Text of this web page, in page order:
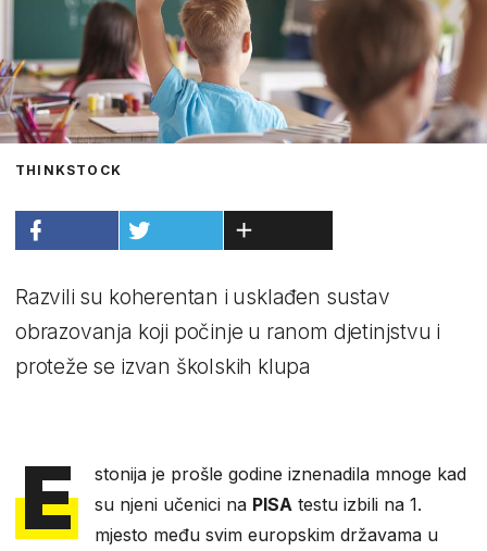
THINKSTOCK
Razvili su koherentan i usklađen sustav
obrazovanja koji počinje u ranom djetinjstvu i
proteže se izvan školskih klupa
E
stonija je prošle godine iznenadila mnoge kad
su njeni učenici na PISA testu izbili na 1.
mjesto među svim europskim državama u